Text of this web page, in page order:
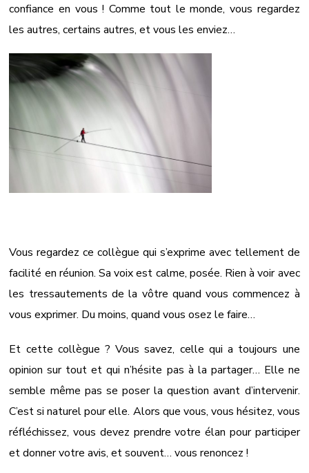
confiance en vous ! Comme tout le monde, vous regardez
les autres, certains autres, et vous les enviez…
Vous regardez ce collègue qui s’exprime avec tellement de
facilité en réunion. Sa voix est calme, posée. Rien à voir avec
les tressautements de la vôtre quand vous commencez à
vous exprimer. Du moins, quand vous osez le faire…
Et cette collègue ? Vous savez, celle qui a toujours une
opinion sur tout et qui n’hésite pas à la partager… Elle ne
semble même pas se poser la question avant d’intervenir.
C’est si naturel pour elle. Alors que vous, vous hésitez, vous
réfléchissez, vous devez prendre votre élan pour participer
et donner votre avis, et souvent… vous renoncez !